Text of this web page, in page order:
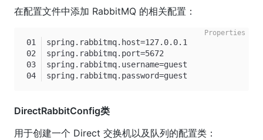
在配置文件中添加 RabbitMQ 的相关配置：
spring.rabbitmq.host=127.0.0.1
spring.rabbitmq.port=5672
spring.rabbitmq.username=guest
spring.rabbitmq.password=guest
DirectRabbitConfig类
用于创建一个 Direct 交换机以及队列的配置类：